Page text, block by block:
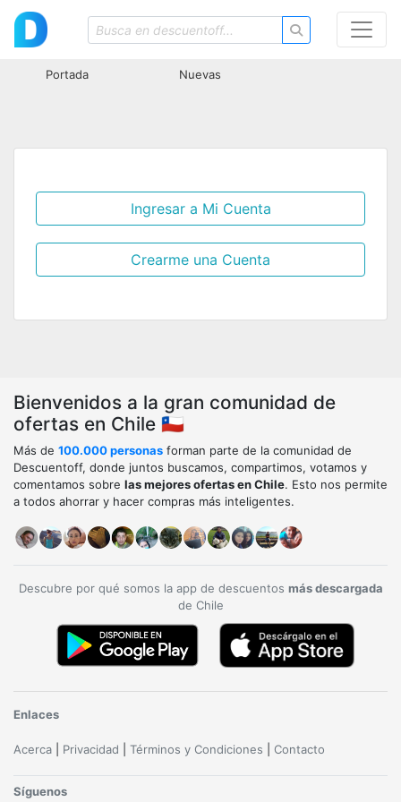
Portada Nuevas
Ingresar a Mi Cuenta
Crearme una Cuenta
Bienvenidos a la gran comunidad de
ofertas en Chile 🇨🇱
Más de 100.000 personas forman parte de la comunidad de
Descuentoff, donde juntos buscamos, compartimos, votamos y
comentamos sobre las mejores ofertas en Chile. Esto nos permite
a todos ahorrar y hacer compras más inteligentes.
Descubre por qué somos la app de descuentos más descargada
de Chile
Enlaces
Acerca Privacidad Términos y Condiciones Contacto
Síguenos